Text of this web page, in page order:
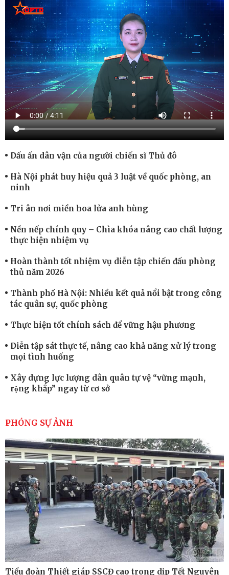
Dấu ấn dân vận của người chiến sĩ Thủ đô
Hà Nội phát huy hiệu quả 3 luật về quốc phòng, an
ninh
Tri ân nơi miền hoa lửa anh hùng
Nền nếp chính quy – Chìa khóa nâng cao chất lượng
thực hiện nhiệm vụ
Hoàn thành tốt nhiệm vụ diễn tập chiến đấu phòng
thủ năm 2026
Thành phố Hà Nội: Nhiều kết quả nổi bật trong công
tác quân sự, quốc phòng
Thực hiện tốt chính sách để vững hậu phương
Diễn tập sát thực tế, nâng cao khả năng xử lý trong
mọi tình huống
Xây dựng lực lượng dân quân tự vệ “vững mạnh,
rộng khắp” ngay từ cơ sở
cao sức mạnh chiến đấu
Tiểu đoàn Thiết giáp hoàn thành tốt diễn tập chiến
thuật có bắn đạn thật
Nơi sinh viên rèn ý trí, luyện kỹ năng
PHÓNG SỰ ẢNH
Tiểu đoàn Thiết giáp SSCĐ cao trong dịp Tết Nguyên